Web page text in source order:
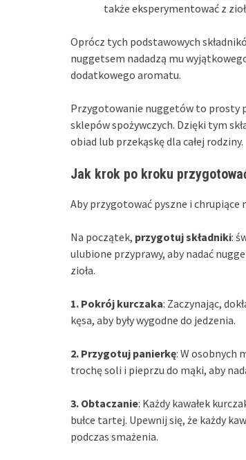
także eksperymentować z
Oprócz tych podstawowych
nuggetsem nadadzą mu
dodatkowego aromatu.
Przygotowanie nuggetów to prosty
sklepów spożywczych. Dzięki tym
obiad lub przekąskę dla całej rodziny.
Jak krok po kroku
Aby przygotować pyszne i
Na początek, przygotuj składniki:
ulubione przyprawy, aby nadać
zioła.
1. Pokrój kurczaka: Zaczynając,
kęsa, aby były wygodne do jedzenia.
2. Przygotuj panierkę: W osobnych
trochę soli i pieprzu do mąki, aby
3. Obtaczanie: Każdy kawałek
bułce tartej. Upewnij się, że każdy
podczas smażenia.